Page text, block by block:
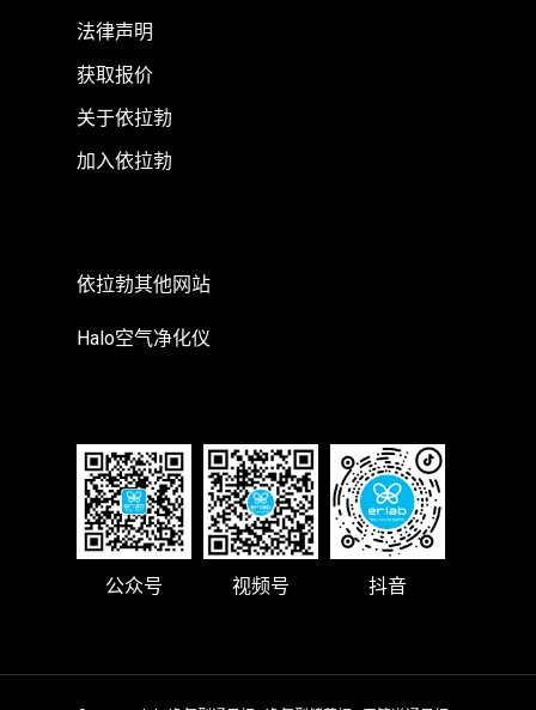
法律声明
获取报价
关于依拉勃
加入依拉勃
依拉勃其他网站
Halo空气净化仪
公众号 视频号 抖音